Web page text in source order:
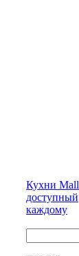
Кухни Mall
доступный
каждому